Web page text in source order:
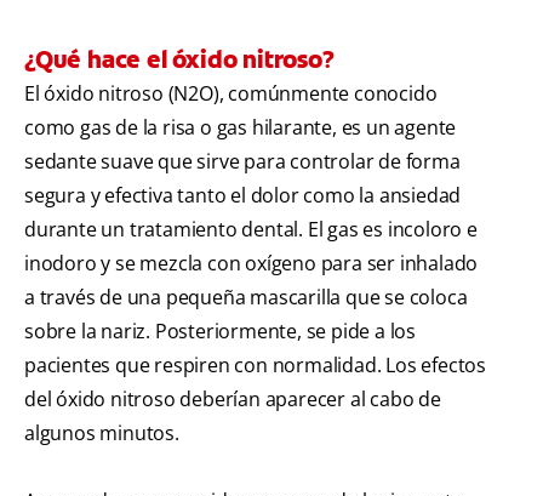
¿Qué hace el óxido nitroso?
El óxido nitroso (N2O), comúnmente conocido
como gas de la risa o gas hilarante, es un agente
sedante suave que sirve para controlar de forma
segura y efectiva tanto el dolor como la ansiedad
durante un tratamiento dental. El gas es incoloro e
inodoro y se mezcla con oxígeno para ser inhalado
a través de una pequeña mascarilla que se coloca
sobre la nariz. Posteriormente, se pide a los
pacientes que respiren con normalidad. Los efectos
del óxido nitroso deberían aparecer al cabo de
algunos minutos.